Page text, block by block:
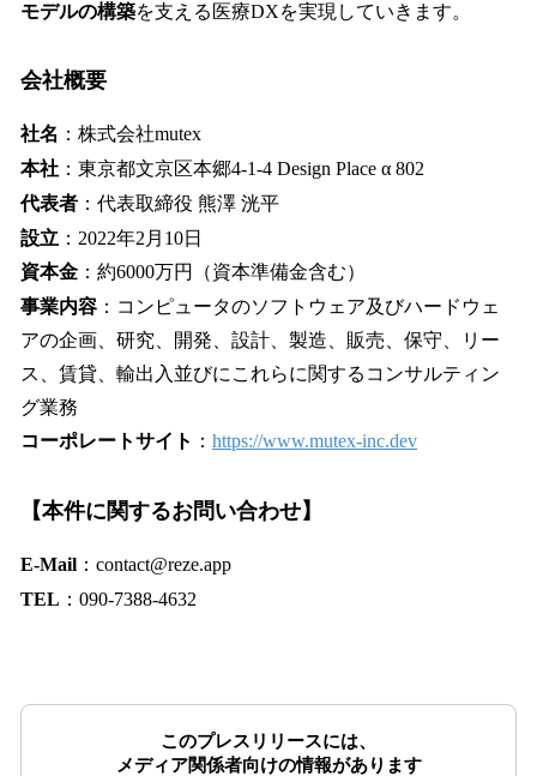
モデルの構築を支える医療DXを実現していきます。
会社概要
社名 ：株式会社mutex
本社 ：東京都文京区本郷4-1-4 Design Place α 802
代表者 ：代表取締役 熊澤 洸平
設立 ：2022年2月10日
資本金 ：約6000万円（資本準備金含む）
事業内容 ：コンピュータのソフトウェア及びハードウェ
アの企画、研究、開発、設計、製造、販売、保守、リー
ス、賃貸、輸出入並びにこれらに関するコンサルティン
グ業務
コーポレートサイト ： https://www.mutex-inc.dev
【本件に関するお問い合わせ】
E-Mail ：contact@reze.app
TEL ：090-7388-4632
このプレスリリースには、
メディア関係者向けの情報があります